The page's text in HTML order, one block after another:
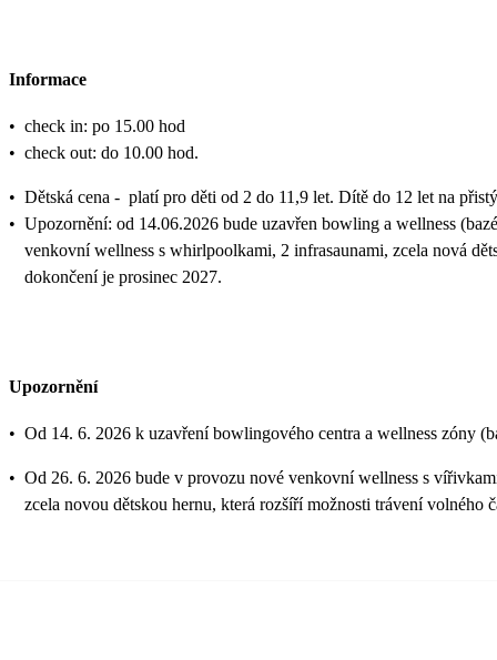
Informace
• check in: po 15.00 hod
• check out: do 10.00 hod.
• Dětská cena - platí pro děti od 2 do 11,9 let. Dítě do 12 let na
• Upozornění: od 14.06.2026 bude uzavřen bowling a wellness
venkovní wellness s whirlpoolkami, 2 infrasaunami, zcela nová
dokončení je prosinec 2027.
Upozornění
• Od 14. 6. 2026 k uzavření bowlingového centra a wellness zóny
• Od 26. 6. 2026 bude v provozu nové venkovní wellness s
zcela novou dětskou hernu, která rozšíří možnosti trávení